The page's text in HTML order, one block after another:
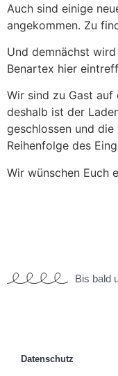
Auch sind einige
angekommen. Zu
Und demnächst
Benartex hier
Wir sind zu Gast auf
deshalb ist der
geschlossen und
Reihenfolge des
Wir wünschen Euch
Bis bald
Datenschutz